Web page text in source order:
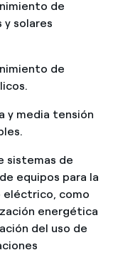
de
solares
de
y media tensión
sistemas de
equipos para la
como
energética
del uso de